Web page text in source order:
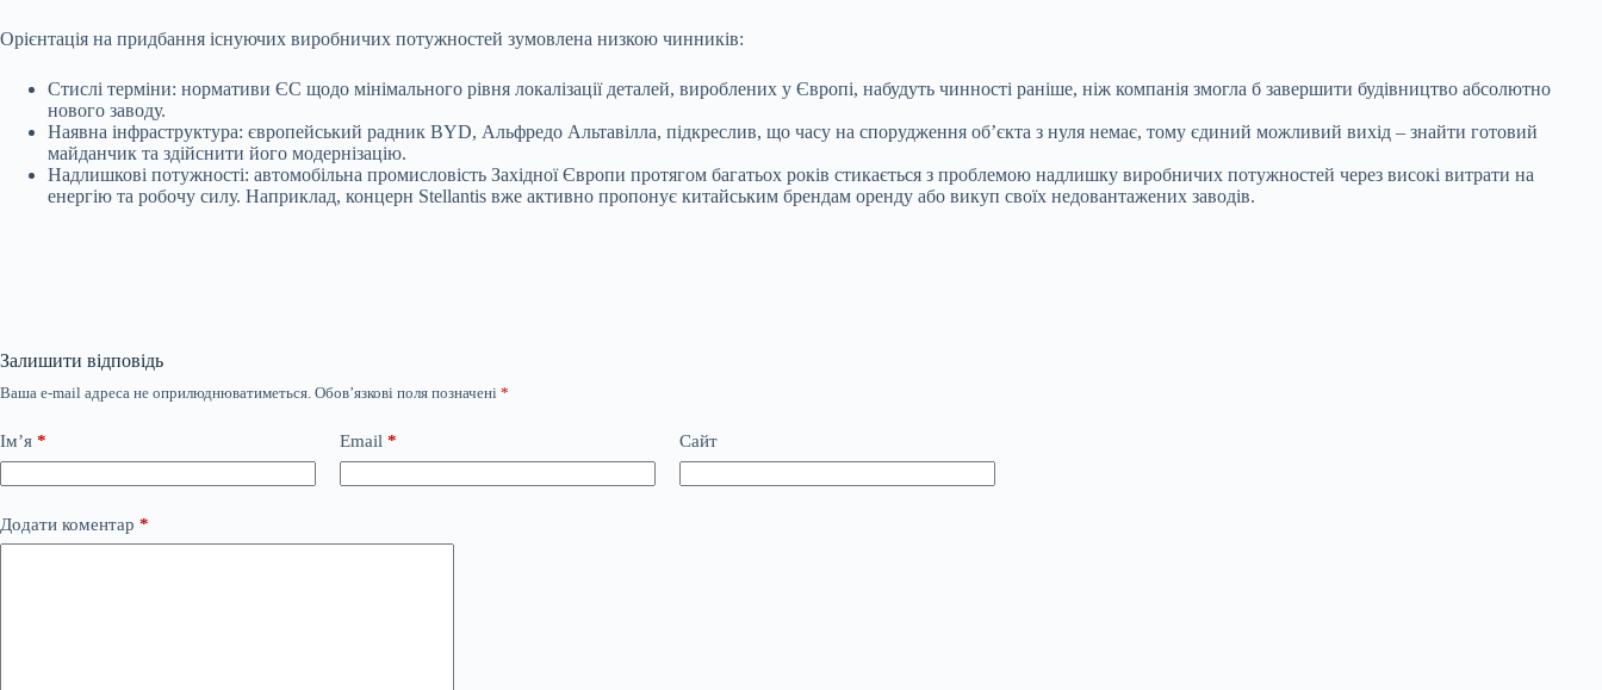
Орієнтація на придбання існуючих виробничих потужностей зумовлена низкою чинників:
Стислі терміни: нормативи ЄС щодо мінімального рівня локалізації деталей, вироблених у Європі, набудуть чинності раніше, ніж компанія змогла б завершити будівництво абсолютно
нового заводу.
Наявна інфраструктура: європейський радник BYD, Альфредо Альтавілла, підкреслив, що часу на спорудження об’єкта з нуля немає, тому єдиний можливий вихід – знайти готовий
майданчик та здійснити його модернізацію.
Надлишкові потужності: автомобільна промисловість Західної Європи протягом багатьох років стикається з проблемою надлишку виробничих потужностей через високі витрати на
енергію та робочу силу. Наприклад, концерн Stellantis вже активно пропонує китайським брендам оренду або викуп своїх недовантажених заводів.
Залишити відповідь
Ваша e-mail адреса не оприлюднюватиметься. Обов’язкові поля позначені *
Ім’я * Email * Сайт
Додати коментар *